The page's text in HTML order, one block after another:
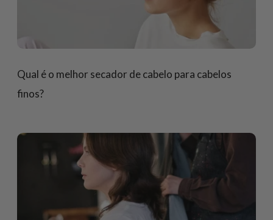
Qual é o melhor secador de cabelo para cabelos
finos?